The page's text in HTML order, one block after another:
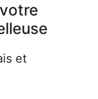
et